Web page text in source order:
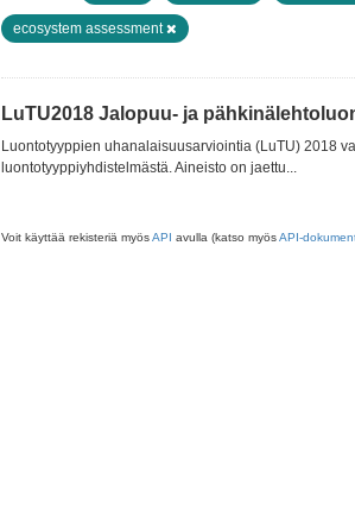
ecosystem assessment
LuTU2018 Jalopuu- ja
Luontotyyppien uhanalaisuusarviointia (LuTU) 2018
luontotyyppiyhdistelmästä. Aineisto on jaettu...
Voit käyttää rekisteriä myösAPI avulla (katso myösAPI-